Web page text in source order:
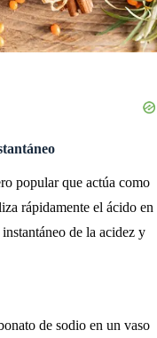
popular que actúa como
rápidamente el ácido en
de la acidez y
de sodio en un vaso